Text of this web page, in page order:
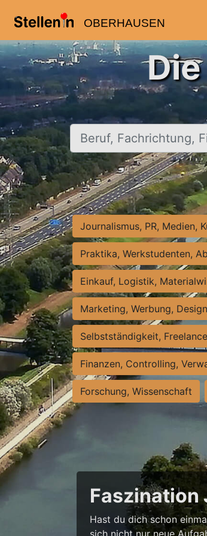
OBERHAUSEN
Beruf, Fachrichtung, Firma
Journalismus, PR, Medien,
Praktika, Werkstudenten,
Einkauf, Logistik,
Marketing, Werbung, Design
Selbstständigkeit,
Finanzen, Controlling,
Forschung, Wissenschaft
Faszination
Hast du dich schon